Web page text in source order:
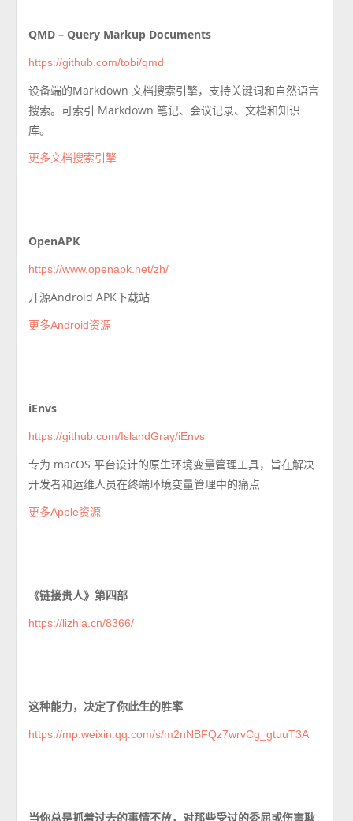
QMD – Query Markup Documents
https://github.com/tobi/qmd
设备端的Markdown 文档搜索引擎，支持关键词和自然语言
搜索。可索引 Markdown 笔记、会议记录、文档和知识
库。
更多文档搜索引擎
OpenAPK
https://www.openapk.net/zh/
开源Android APK下载站
更多Android资源
iEnvs
https://github.com/IslandGray/iEnvs
专为 macOS 平台设计的原生环境变量管理工具，旨在解决
开发者和运维人员在终端环境变量管理中的痛点
更多Apple资源
《链接贵人》第四部
https://lizhia.cn/8366/
这种能力，决定了你此生的胜率
https://mp.weixin.qq.com/s/m2nNBFQz7wrvCg_gtuuT3A
当你总是抓着过去的事情不放，对那些受过的委屈或伤害耿